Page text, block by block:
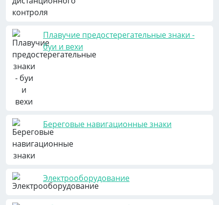
Плавучие предостерегательные знаки -
буи и вехи
Береговые навигационные знаки
Электрооборудование